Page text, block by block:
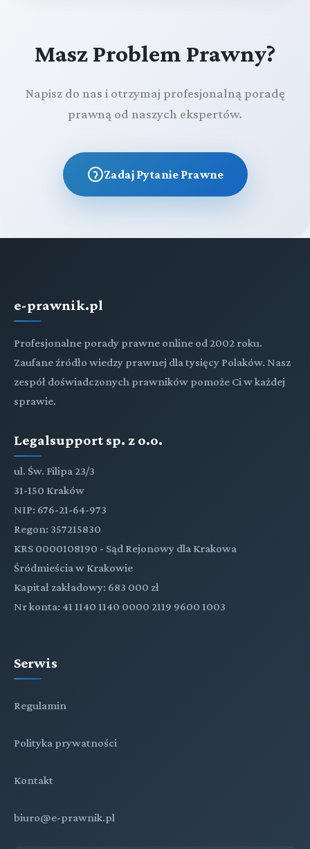
Masz Problem Prawny?
Napisz do nas i otrzymaj profesjonalną poradę
prawną od naszych ekspertów.
Zadaj Pytanie Prawne
e-prawnik.pl
Profesjonalne porady prawne online od 2002 roku.
Zaufane źródło wiedzy prawnej dla tysięcy Polaków. Nasz
zespół doświadczonych prawników pomoże Ci w każdej
sprawie.
Legalsupport sp. z o.o.
ul. Św. Filipa 23/3
31-150 Kraków
NIP: 676-21-64-973
Regon: 357215830
KRS 0000108190 - Sąd Rejonowy dla Krakowa
Śródmieścia w Krakowie
Kapitał zakładowy: 683 000 zł
Nr konta: 41 1140 1140 0000 2119 9600 1003
Serwis
Regulamin
Polityka prywatności
Kontakt
biuro@e-prawnik.pl